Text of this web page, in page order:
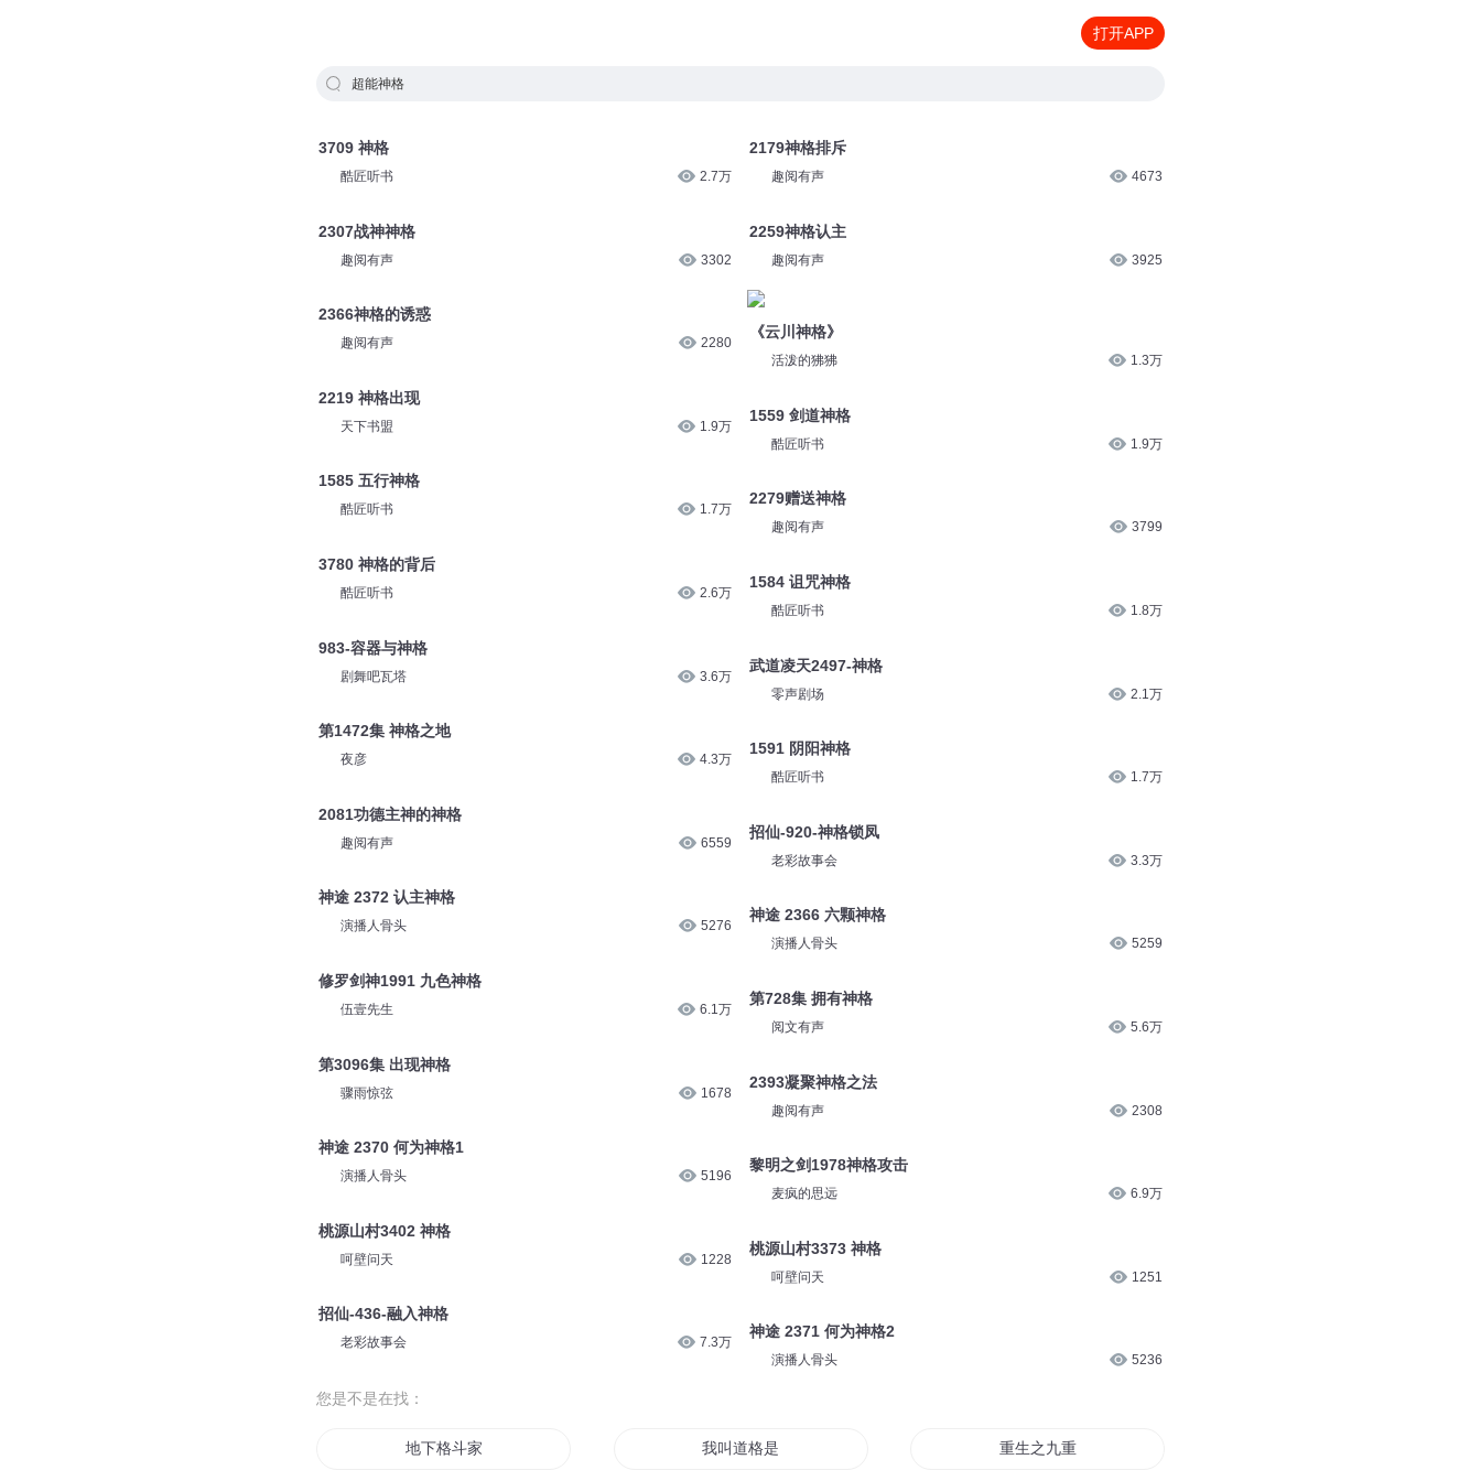
打开APP
超能神格
3709 神格
酷匠听书 2.7万
2307战神神格
趣阅有声 3302
2366神格的诱惑
趣阅有声 2280
2219 神格出现
天下书盟 1.9万
1585 五行神格
酷匠听书 1.7万
3780 神格的背后
酷匠听书 2.6万
983-容器与神格
剧舞吧瓦塔 3.6万
第1472集 神格之地
夜彦 4.3万
2081功德主神的神格
趣阅有声 6559
神途 2372 认主神格
演播人骨头 5276
修罗剑神1991 九色神格
伍壹先生 6.1万
第3096集 出现神格
骤雨惊弦 1678
神途 2370 何为神格1
演播人骨头 5196
桃源山村3402 神格
呵壁问天 1228
招仙-436-融入神格
老彩故事会 7.3万
2179神格排斥
趣阅有声 4673
2259神格认主
趣阅有声 3925
《云川神格》
活泼的狒狒 1.3万
1559 剑道神格
酷匠听书 1.9万
2279赠送神格
趣阅有声 3799
1584 诅咒神格
酷匠听书 1.8万
武道凌天2497-神格
零声剧场 2.1万
1591 阴阳神格
酷匠听书 1.7万
招仙-920-神格锁凤
老彩故事会 3.3万
神途 2366 六颗神格
演播人骨头 5259
第728集 拥有神格
阅文有声 5.6万
2393凝聚神格之法
趣阅有声 2308
黎明之剑1978神格攻击
麦疯的思远 6.9万
桃源山村3373 神格
呵壁问天 1251
神途 2371 何为神格2
演播人骨头 5236
您是不是在找：
地下格斗家 我叫道格是只猫 重生之九重神格